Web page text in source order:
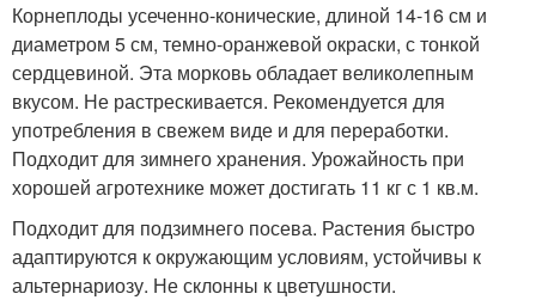
Корнеплоды усеченно-конические, длиной 14-16 см и
диаметром 5 см, темно-оранжевой окраски, с тонкой
сердцевиной. Эта морковь обладает великолепным
вкусом. Не растрескивается. Рекомендуется для
употребления в свежем виде и для переработки.
Подходит для зимнего хранения. Урожайность при
хорошей агротехнике может достигать 11 кг с 1 кв.м.
Подходит для подзимнего посева. Растения быстро
адаптируются к окружающим условиям, устойчивы к
альтернариозу. Не склонны к цветушности.